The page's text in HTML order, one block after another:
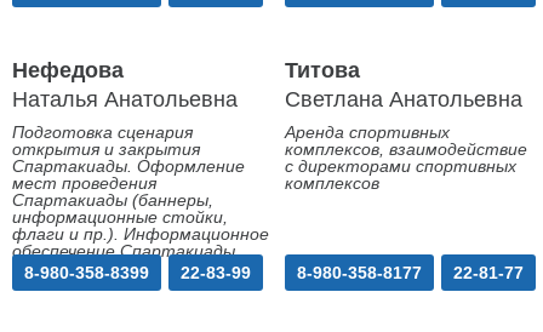
Нефедова
Наталья Анатольевна
Подготовка сценария
открытия и закрытия
Спартакиады. Оформление
мест проведения
Спартакиады (баннеры,
информационные стойки,
флаги и пр.). Информационное
обеспечение Спартакиады
8-980-358-8399
22-83-99
Титова
Светлана Анатольевна
Аренда спортивных
комплексов, взаимодействие
с директорами спортивных
комплексов
8-980-358-8177 22-81-77